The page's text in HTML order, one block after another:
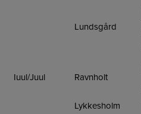
Lundsgård
Iuul/Juul Ravnholt
Lykkesholm